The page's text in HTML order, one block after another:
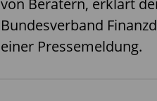
von Beratern, erklärt
Bundesverband
einer Pressemeldung.